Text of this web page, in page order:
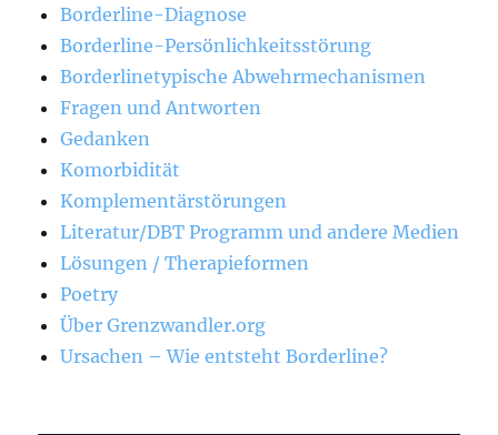
Borderline-Diagnose
Borderline-Persönlichkeitsstörung
Borderlinetypische Abwehrmechanismen
Fragen und Antworten
Gedanken
Komorbidität
Komplementärstörungen
Literatur/DBT Programm und andere Medien
Lösungen / Therapieformen
Poetry
Über Grenzwandler.org
Ursachen – Wie entsteht Borderline?